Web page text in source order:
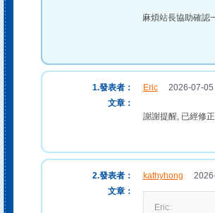
麻煩站長協助確認
1.發表者： Eric2026-07-05
文章：
謝謝提醒, 已經修
2.發表者： kathyhong 2026-
文章：
Eric: